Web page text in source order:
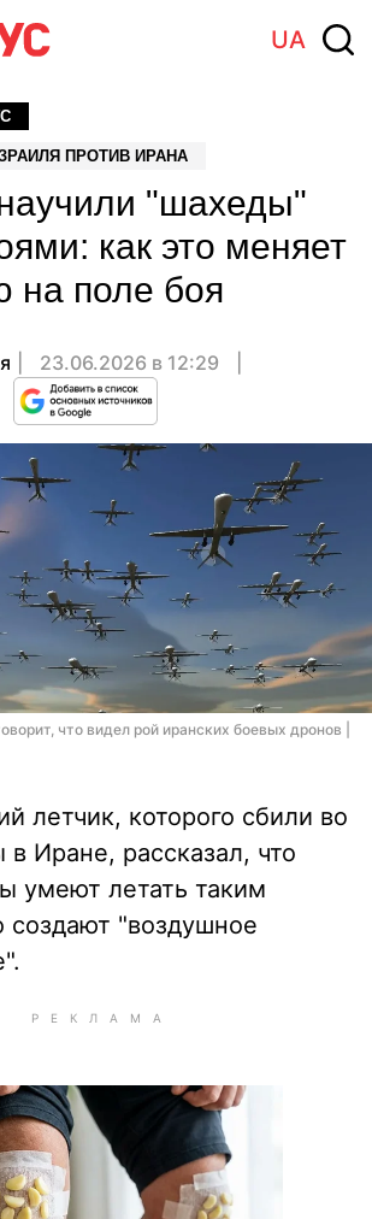
UA
ПРОТИВ ИРАНА
"шахеды"
как это меняет
на поле боя
23.06.2026 в 12:29
что видел рой иранских боевых дронов |
летчик, которого сбили во
Иране, рассказал, что
умеют летать таким
создают "воздушное